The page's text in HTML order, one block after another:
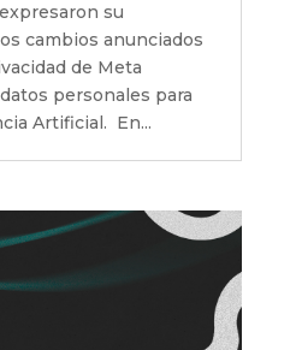
su
cambios anunciados
de Meta
personales para
Artificial. En...